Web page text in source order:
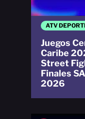
ATV
Juegos
Caribe
Street
Finales
2026